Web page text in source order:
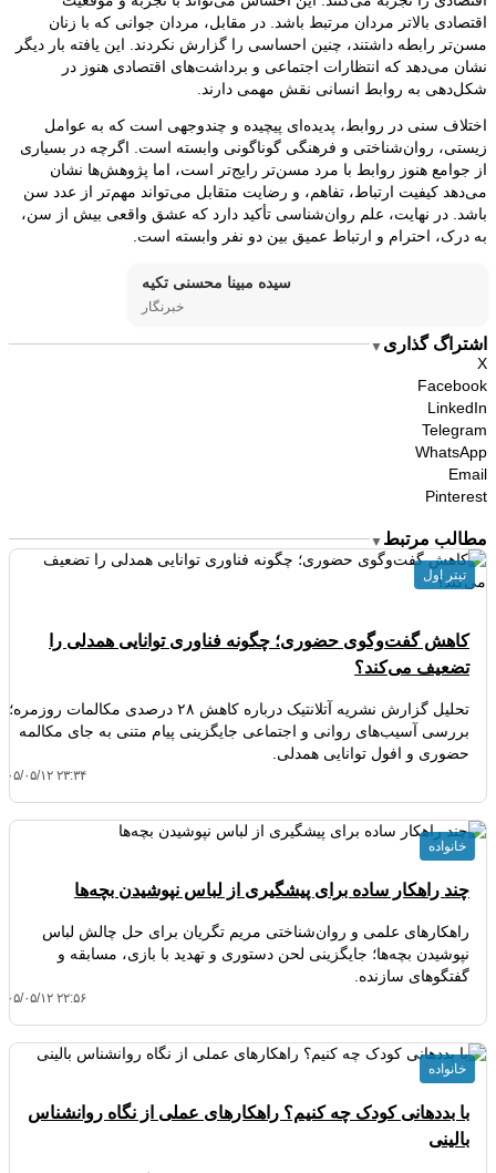
اقتصادی بالاتر مردان مرتبط باشد. در مقابل، مردان جوانی که با زنان
مسن‌تر رابطه داشتند، چنین احساسی را گزارش نکردند. این یافته بار دیگر
نشان می‌دهد که انتظارات اجتماعی و برداشت‌های اقتصادی هنوز در
شکل‌دهی به روابط انسانی نقش مهمی دارند.
اختلاف سنی در روابط، پدیده‌ای پیچیده و چندوجهی است که به عوامل
زیستی، روان‌شناختی و فرهنگی گوناگونی وابسته است. اگرچه در بسیاری
از جوامع هنوز روابط با مرد مسن‌تر رایج‌تر است، اما پژوهش‌ها نشان
می‌دهد کیفیت ارتباط، تفاهم، و رضایت متقابل می‌تواند مهم‌تر از عدد سن
باشد. در نهایت، علم روان‌شناسی تأکید دارد که عشق واقعی بیش از سن،
به درک، احترام و ارتباط عمیق بین دو نفر وابسته است.
سیده مبینا محسنی تکیه
خبرنگار
اشتراگ گذاری ▼
X
Facebook
LinkedIn
Telegram
WhatsApp
Email
Pinterest
مطالب مرتبط ▼
کاهش گفت‌وگوی حضوری؛ چگونه فناوری توانایی همدلی را
تضعیف می‌کند؟
تحلیل گزارش نشریه آتلانتیک درباره کاهش ۲۸ درصدی مکالمات روزمره؛
بررسی آسیب‌های روانی و اجتماعی جایگزینی پیام متنی به جای مکالمه
حضوری و افول توانایی همدلی.
۱۴۰۵/۰۵/۱۲
تیتر اول
چند راهکار ساده برای پیشگیری از لباس نپوشیدن بچه‌ها
راهکارهای علمی و روان‌شناختی مریم تگریان برای حل چالش لباس
نپوشیدن بچه‌ها؛ جایگزینی لحن دستوری و تهدید با بازی، مسابقه و
گفتگوهای سازنده.
۱۴۰۵/۰۵/۱۲
خانواده
با بددهانی کودک چه کنیم؟ راهکارهای عملی از نگاه روانشناس
بالینی
خانواده